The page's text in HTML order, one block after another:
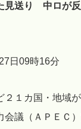
見送り 中ロが
日09時16分
２１カ国・地域
会議（ＡＰＥＣ